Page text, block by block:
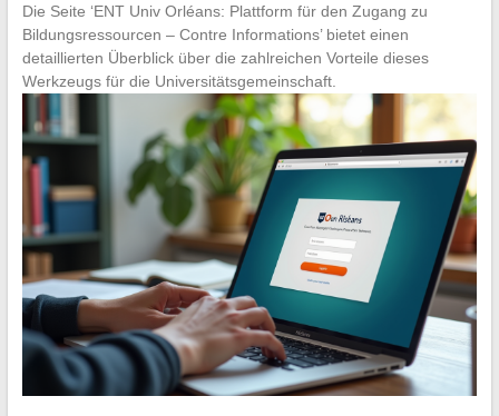
Die Seite ‘ENT Univ Orléans: Plattform für den Zugang zu
Bildungsressourcen – Contre Informations’ bietet einen
detaillierten Überblick über die zahlreichen Vorteile dieses
Werkzeugs für die Universitätsgemeinschaft.